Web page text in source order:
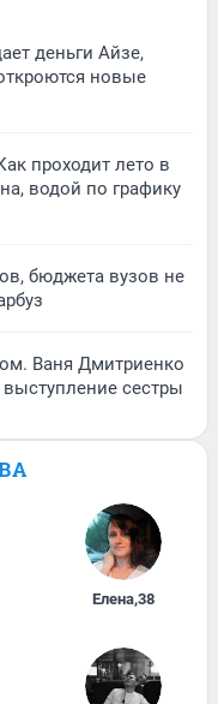
деньги Айзе,
новые
проходит лето в
водой по графику
бюджета вузов не
Ваня Дмитриенко
сестры
Елена,38